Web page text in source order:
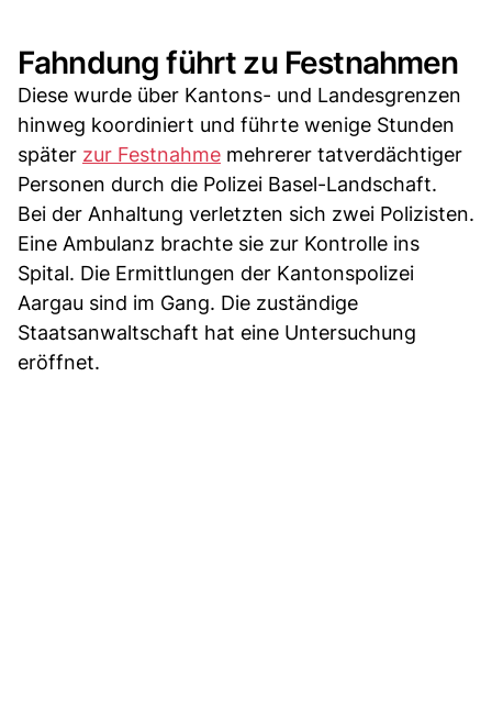
Fahndung führt zu Festnahmen
Diese wurde über Kantons- und Landesgrenzen
hinweg koordiniert und führte wenige Stunden
später zur Festnahme mehrerer tatverdächtiger
Personen durch die Polizei Basel-Landschaft.
Bei der Anhaltung verletzten sich zwei Polizisten.
Eine Ambulanz brachte sie zur Kontrolle ins
Spital. Die Ermittlungen der Kantonspolizei
Aargau sind im Gang. Die zuständige
Staatsanwaltschaft hat eine Untersuchung
eröffnet.